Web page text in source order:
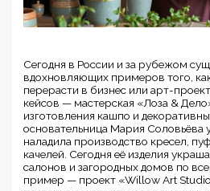
Сегодня в России и за рубежом
вдохновляющих примеров того,
перерасти в бизнес или арт-
кейсов — мастерская «Лоза &
изготовления кашпо и
основательница Мария Соловьёва
наладила производство кресел,
качелей. Сегодня её изделия
салонов и загородных домов по
пример — проект «Willow Art